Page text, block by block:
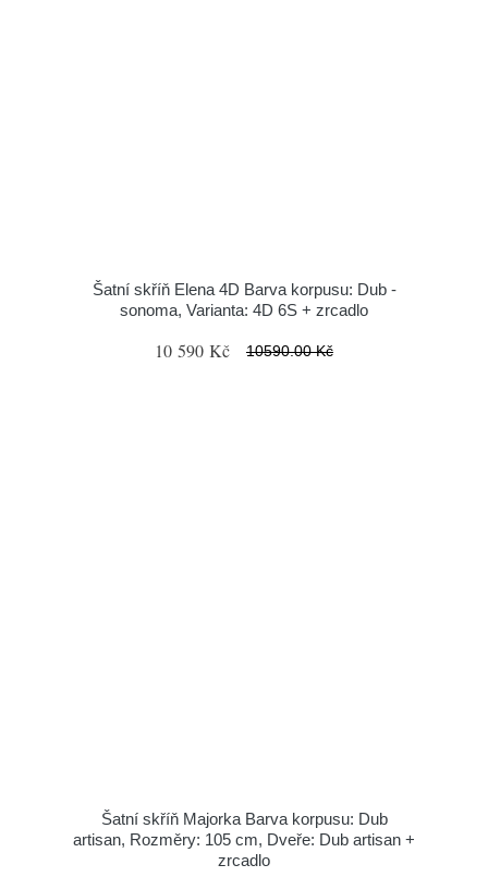
Šatní skříň Elena 4D Barva korpusu: Dub -
sonoma, Varianta: 4D 6S + zrcadlo
10 590 Kč 10590.00 Kč
Šatní skříň Majorka Barva korpusu: Dub
artisan, Rozměry: 105 cm, Dveře: Dub artisan +
zrcadlo